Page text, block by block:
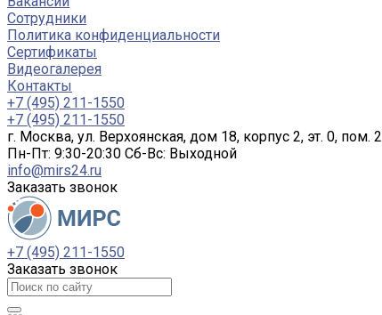
Сотрудники
Политика конфиденциальности
Сертификаты
Видеогалерея
Контакты
+7 (495) 211-1550
+7 (495) 211-1550
г. Москва, ул. Верхоянская, дом 18, корпус 2, эт. 0, пом. 2
Пн-Пт: 9:30-20:30 Cб-Вс: Выходной
info@mirs24.ru
Заказать звонок
+7 (495) 211-1550
Заказать звонок